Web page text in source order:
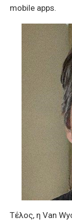
mobile apps.
Τέλος, η Van